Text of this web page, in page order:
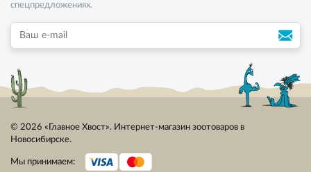
спецпредложениях.
© 2026 «Главное Хвост». Интернет-магазин зоотоваров в
Новосибирске.
Мы принимаем: